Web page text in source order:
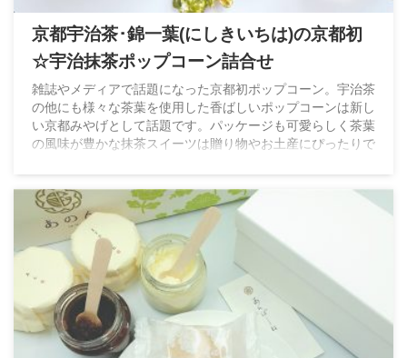
京都宇治茶･錦一葉(にしきいちは)の京都初
☆宇治抹茶ポップコーン詰合せ
雑誌やメディアで話題になった京都初ポップコーン。宇治茶
の他にも様々な茶葉を使用した香ばしいポップコーンは新し
い京都みやげとして話題です。パッケージも可愛らしく茶葉
の風味が豊かな抹茶スイーツは贈り物やお土産にぴったりで